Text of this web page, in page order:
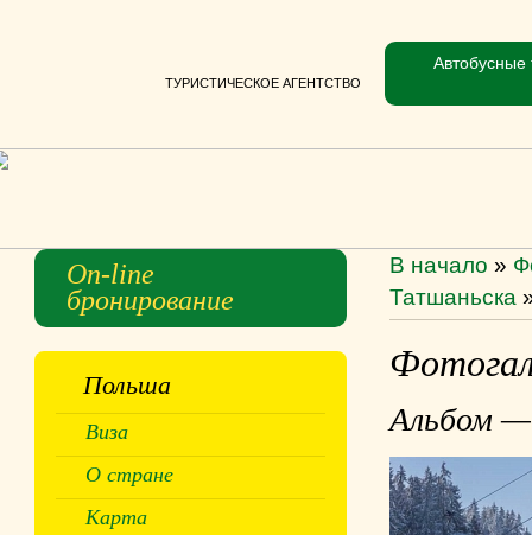
ТУРИСТИЧЕСКОЕ АГЕНТСТВО
Автобусные
В начало »
Татшаньска
Альбом
On-line
бронирование
Польша
Виза
О стране
Карта